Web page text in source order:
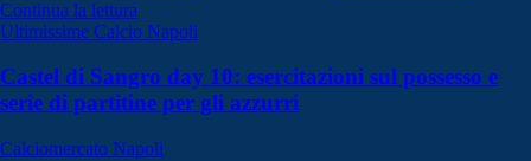
Continua la lettura
Ultimissime Calcio Napoli
Castel di Sangro day 10: esercitazioni sul possesso e
serie di partitine per gli azzurri
Calciomercato Napoli